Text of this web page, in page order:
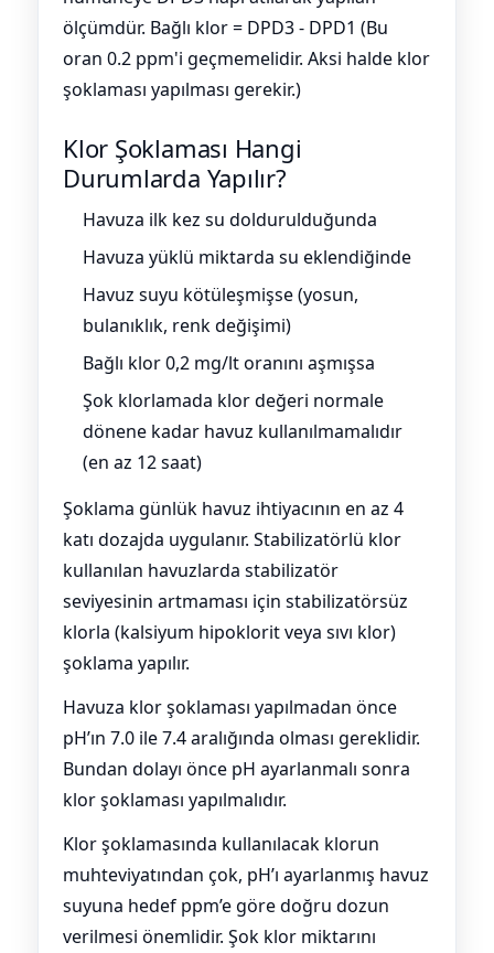
ölçümdür. Bağlı klor = DPD3 - DPD1 (Bu
oran 0.2 ppm'i geçmemelidir. Aksi halde klor
şoklaması yapılması gerekir.)
Klor Şoklaması Hangi
Durumlarda Yapılır?
Havuza ilk kez su doldurulduğunda
Havuza yüklü miktarda su eklendiğinde
Havuz suyu kötüleşmişse (yosun,
bulanıklık, renk değişimi)
Bağlı klor 0,2 mg/lt oranını aşmışsa
Şok klorlamada klor değeri normale
dönene kadar havuz kullanılmamalıdır
(en az 12 saat)
Şoklama günlük havuz ihtiyacının en az 4
katı dozajda uygulanır. Stabilizatörlü klor
kullanılan havuzlarda stabilizatör
seviyesinin artmaması için stabilizatörsüz
klorla (kalsiyum hipoklorit veya sıvı klor)
şoklama yapılır.
Havuza klor şoklaması yapılmadan önce
pH’ın 7.0 ile 7.4 aralığında olması gereklidir.
Bundan dolayı önce pH ayarlanmalı sonra
klor şoklaması yapılmalıdır.
Klor şoklamasında kullanılacak klorun
muhteviyatından çok, pH’ı ayarlanmış havuz
suyuna hedef ppm’e göre doğru dozun
verilmesi önemlidir. Şok klor miktarını